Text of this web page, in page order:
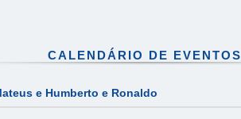
CALENDÁRIO DE EVENTOS
e Humberto e Ronaldo